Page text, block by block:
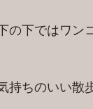
の下ではワ
持ちのいい散